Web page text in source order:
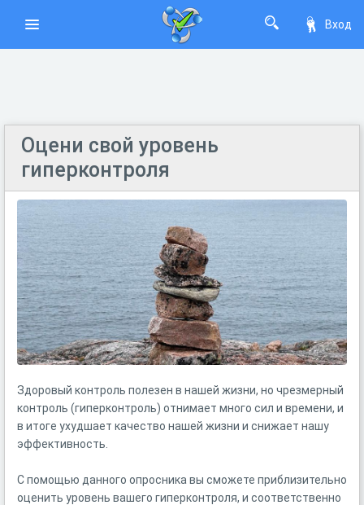
Вход
Оцени свой уровень
гиперконтроля
Здоровый контроль полезен в нашей жизни, но чрезмерный
контроль (гиперконтроль) отнимает много сил и времени, и
в итоге ухудшает качество нашей жизни и снижает нашу
эффективность.
С помощью данного опросника вы сможете приблизительно
оценить уровень вашего гиперконтроля, и соответственно